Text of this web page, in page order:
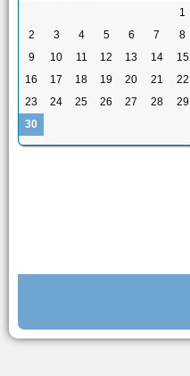
1
2
3 4 5 6 7
8
9
10 11 12 13 14
15
16
17 18 19 20 21
22
23
24 25 26 27 28
29
30